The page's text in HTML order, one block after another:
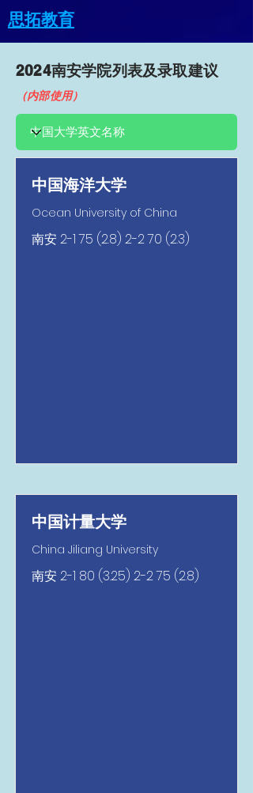
思拓教育
2024南安​学院列表及录取建议
（内部使用）
中国海洋大学
Ocean University of China
南安2-1 75 (2.8) 2-2 70 (2.3)
中国计量大学
China Jiliang University
南安2-1 80 (3.25) 2-2 75 (2.8)